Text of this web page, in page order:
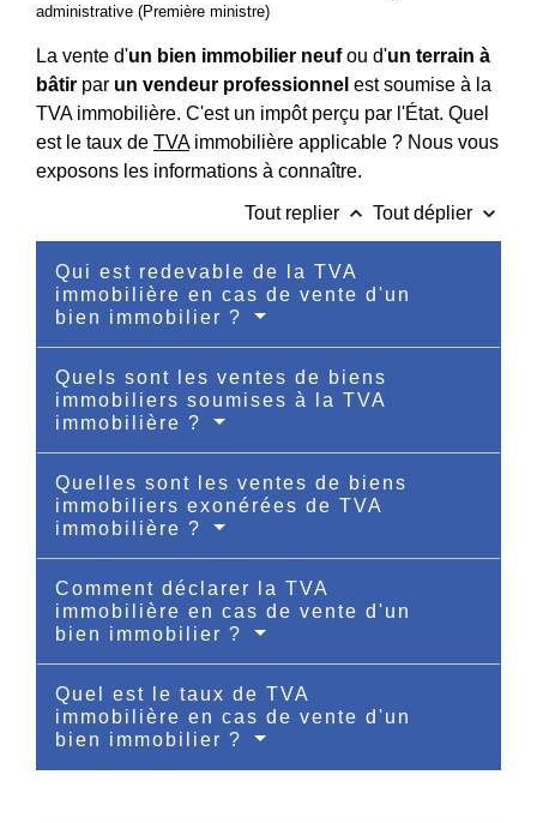
administrative (Première ministre)
La vente d'un bien immobilier neufou d'un terrain à
bâtir par un vendeur professionnel est soumise à la
TVA immobilière. C'est un impôt perçu par l'État. Quel
est le taux de TVAimmobilière applicable ? Nous vous
exposons les informations à connaître.
Tout replier keyboard_arrow_up Tout déplier keyboard_arrow_down
Qui est redevable de la TVA
immobilière en cas de vente d'un
bien immobilier ?
Quels sont les ventes de biens
immobiliers soumises à la TVA
immobilière ?
Quelles sont les ventes de biens
immobiliers exonérées de TVA
immobilière ?
Comment déclarer la TVA
immobilière en cas de vente d'un
bien immobilier ?
Quel est le taux de TVA
immobilière en cas de vente d'un
bien immobilier ?